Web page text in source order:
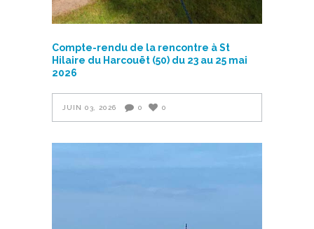
Compte-rendu de la rencontre à St
Hilaire du Harcouët (50) du 23 au 25 mai
2026
JUIN 03, 2026 0 0